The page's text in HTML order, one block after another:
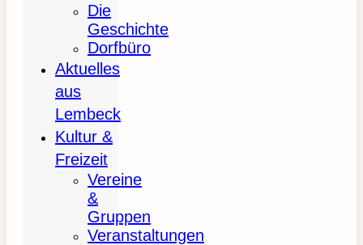
Die
Geschichte
Dorfbüro
Aktuelles
aus
Lembeck
Kultur &
Freizeit
Vereine
&
Gruppen
Veranstaltungen